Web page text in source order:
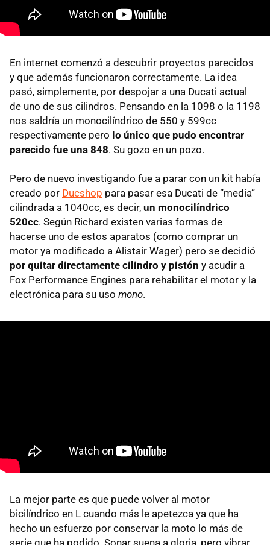
En internet comenzó a descubrir proyectos parecidos
y que además funcionaron correctamente. La idea
pasó, simplemente, por despojar a una Ducati actual
de uno de sus cilindros. Pensando en la 1098 o la 1198
nos saldría un monocilíndrico de 550 y 599cc
respectivamente pero lo único que pudo encontrar
parecido fue una 848. Su gozo en un pozo.
Pero de nuevo investigando fue a parar con un kit había
creado por Ducshop para pasar esa Ducati de “media”
cilindrada a 1040cc, es decir, un monocilíndrico
520cc. Según Richard existen varias formas de
hacerse uno de estos aparatos (como comprar un
motor ya modificado a Alistair Wager) pero se decidió
por quitar directamente cilindro y pistón y acudir a
Fox Performance Engines para rehabilitar el motor y la
electrónica para su uso mono.
La mejor parte es que puede volver al motor
bicilíndrico en L cuando más le apetezca ya que ha
hecho un esfuerzo por conservar la moto lo más de